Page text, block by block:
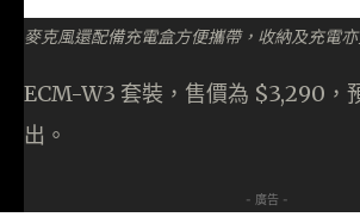
麥克風還配備充電盒方便攜帶，收納及充電
ECM-W3 套裝，售價為 $3,290，
出。
- 廣告 -